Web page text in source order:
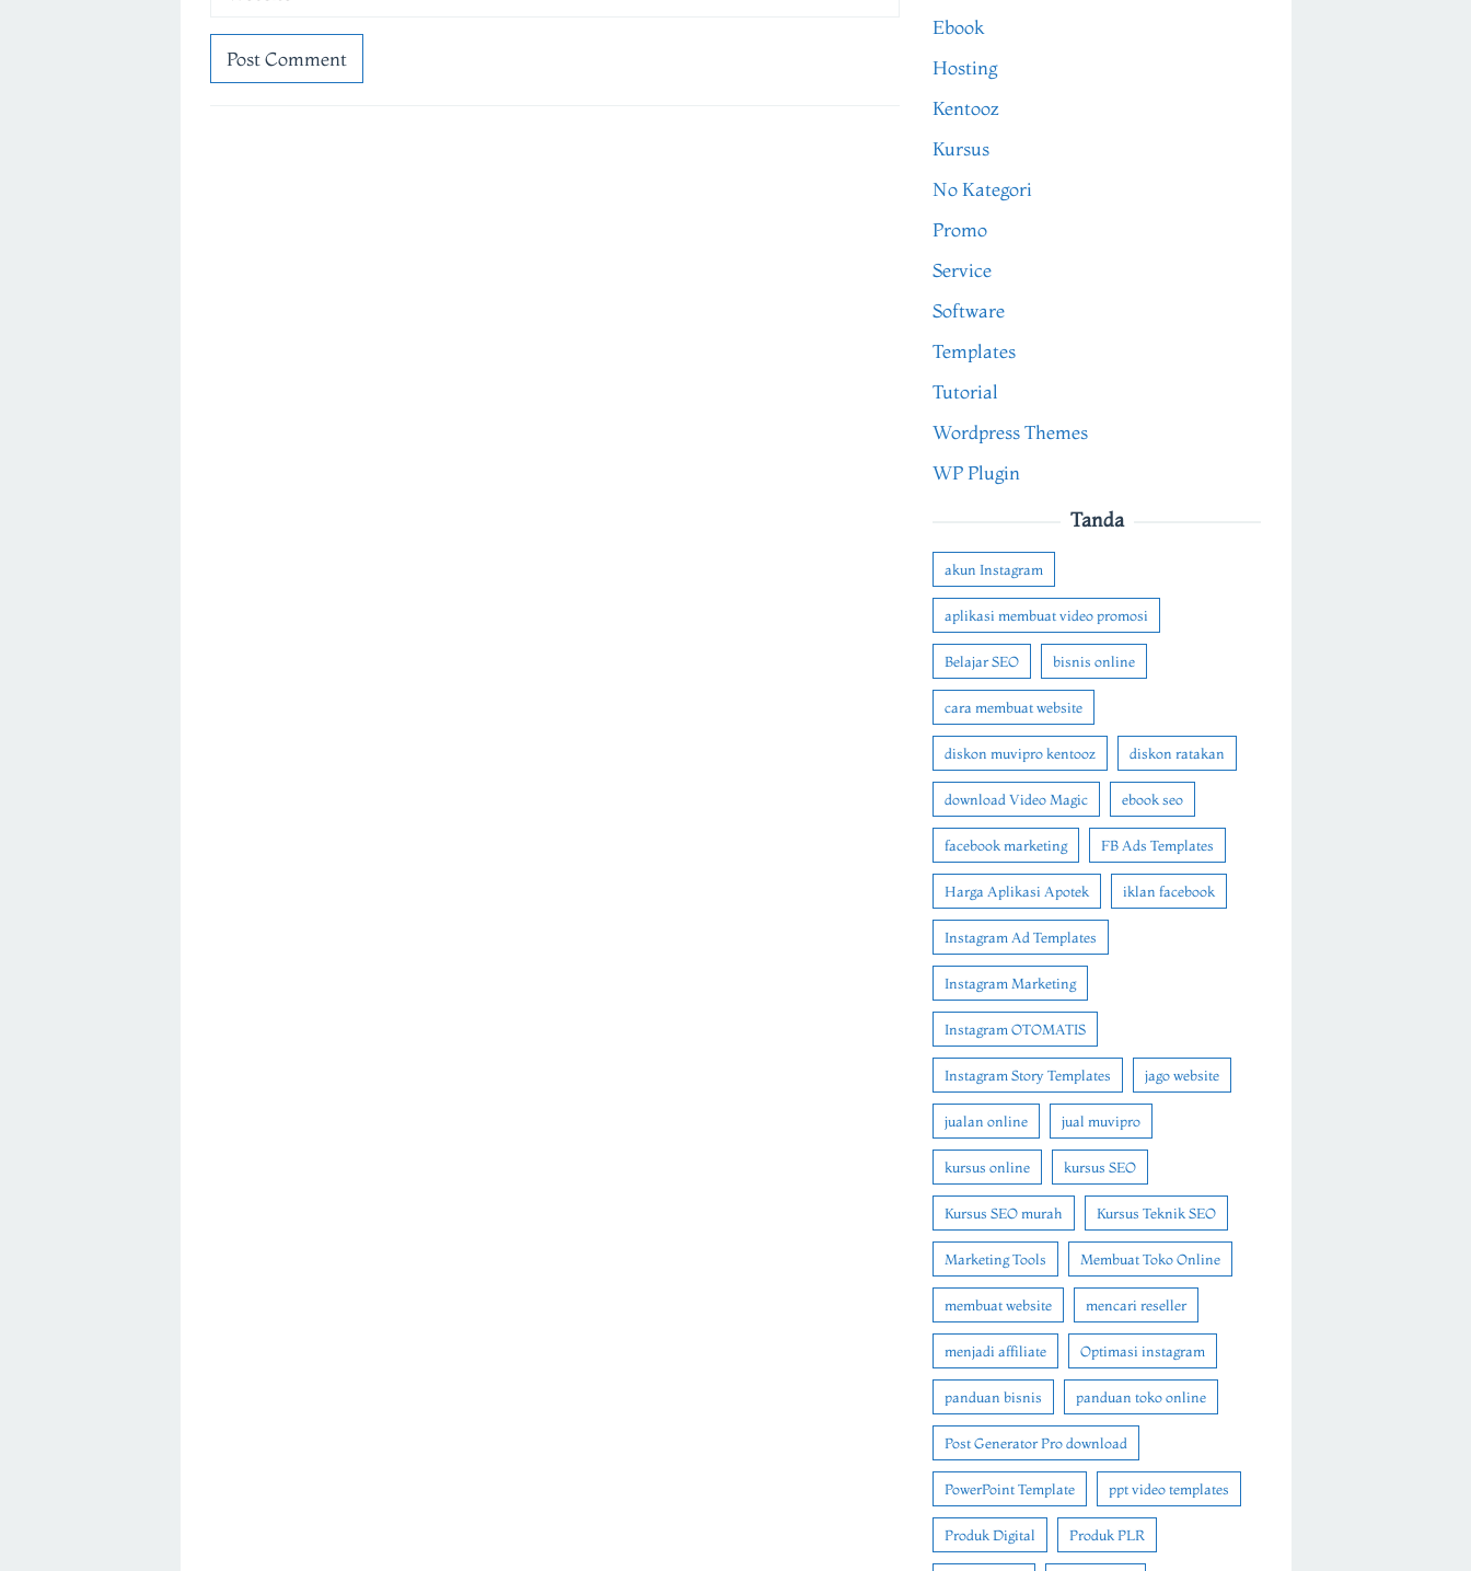
Ebook
Hosting
Kentooz
Kursus
No Kategori
Promo
Service
Software
Templates
Tutorial
Wordpress Themes
WP Plugin
Tanda
akun Instagram
aplikasi membuat video promosi
Belajar SEO bisnis online
cara membuat website
diskon muvipro kentooz diskon ratakan
download Video Magic ebook seo
facebook marketing FB Ads Templates
Harga Aplikasi Apotek iklan facebook
Instagram Ad Templates
Instagram Marketing
Instagram OTOMATIS
Instagram Story Templates jago website
jualan online jual muvipro
kursus online kursus SEO
Kursus SEO murah Kursus Teknik SEO
Marketing Tools Membuat Toko Online
membuat website mencari reseller
menjadi affiliate Optimasi instagram
panduan bisnis panduan toko online
Post Generator Pro download
PowerPoint Template ppt video templates
Produk Digital Produk PLR